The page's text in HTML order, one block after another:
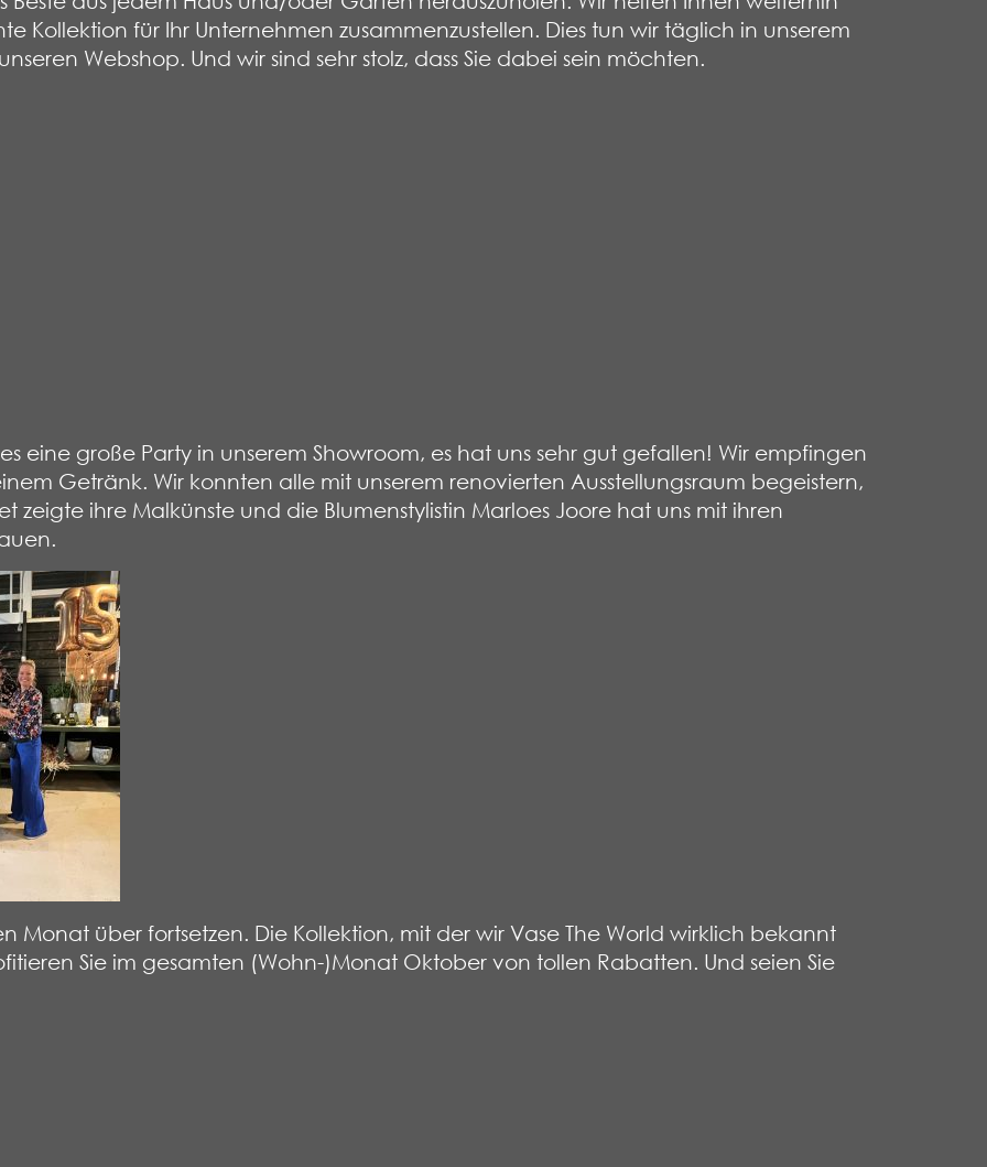
Kollektion für Ihr Unternehmen zusammenzustellen. Dies tun wir täglich in unserem
Webshop. Und wir sind sehr stolz, dass Sie dabei sein möchten.
eine große Party in unserem Showroom, es hat uns sehr gut gefallen! Wir empfingen
Getränk. Wir konnten alle mit unserem renovierten Ausstellungsraum begeistern,
zeigte ihre Malkünste und die Blumenstylistin Marloes Joore hat uns mit ihren
Monat über fortsetzen. Die Kollektion, mit der wir Vase The World wirklich bekannt
Sie im gesamten (Wohn-)Monat Oktober von tollen Rabatten. Und seien Sie